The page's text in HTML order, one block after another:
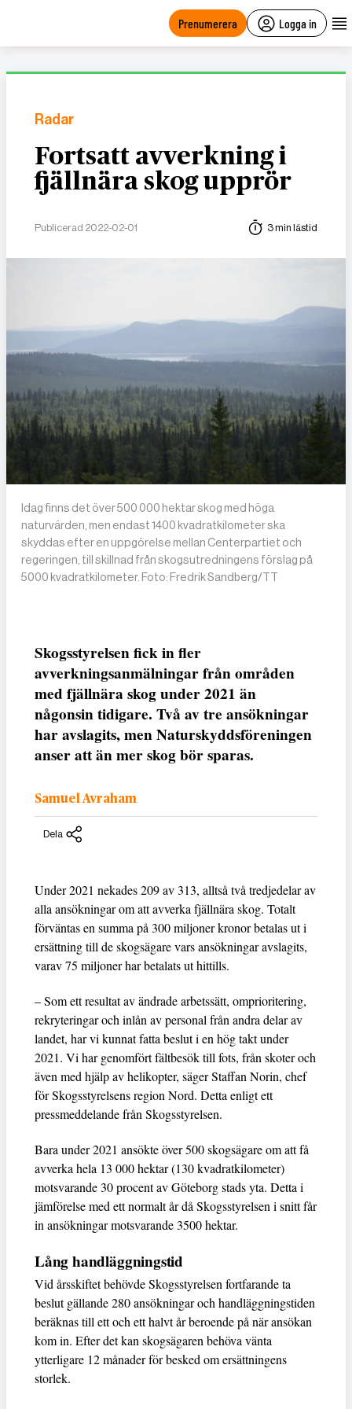
Prenumerera Logga in
Radar
Fortsatt avverkning i
fjällnära skog upprör
Publicerad 2022-02-01 3 min lästid
Idag finns det över 500 000 hektar skog med höga
naturvärden, men endast 1400 kvadratkilometer ska
skyddas efter en uppgörelse mellan Centerpartiet och
regeringen, till skillnad från skogsutredningens förslag på
5000 kvadratkilometer. Foto: Fredrik Sandberg/TT
Skogsstyrelsen fick in fler
avverkningsanmälningar från områden
med fjällnära skog under 2021 än
någonsin tidigare. Två av tre ansökningar
har avslagits, men Naturskyddsföreningen
anser att än mer skog bör sparas.
Samuel Avraham
Dela
Under 2021 nekades 209 av 313, alltså två tredjedelar av
alla ansökningar om att avverka fjällnära skog. Totalt
förväntas en summa på 300 miljoner kronor betalas ut i
ersättning till de skogsägare vars ansökningar avslagits,
varav 75 miljoner har betalats ut hittills.
– Som ett resultat av ändrade arbetssätt, omprioritering,
rekryteringar och inlån av personal från andra delar av
landet, har vi kunnat fatta beslut i en hög takt under
2021. Vi har genomfört fältbesök till fots, från skoter och
även med hjälp av helikopter, säger Staffan Norin, chef
för Skogsstyrelsens region Nord. Detta enligt ett
pressmeddelande från Skogsstyrelsen.
Bara under 2021 ansökte över 500 skogsägare om att få
avverka hela 13 000 hektar (130 kvadratkilometer)
motsvarande 30 procent av Göteborg stads yta. Detta i
jämförelse med ett normalt år då Skogsstyrelsen i snitt får
in ansökningar motsvarande 3500 hektar.
Lång handläggningstid
Vid årsskiftet behövde Skogsstyrelsen fortfarande ta
beslut gällande 280 ansökningar och handläggningstiden
beräknas till ett och ett halvt år beroende på när ansökan
kom in. Efter det kan skogsägaren behöva vänta
ytterligare 12 månader för besked om ersättningens
storlek.